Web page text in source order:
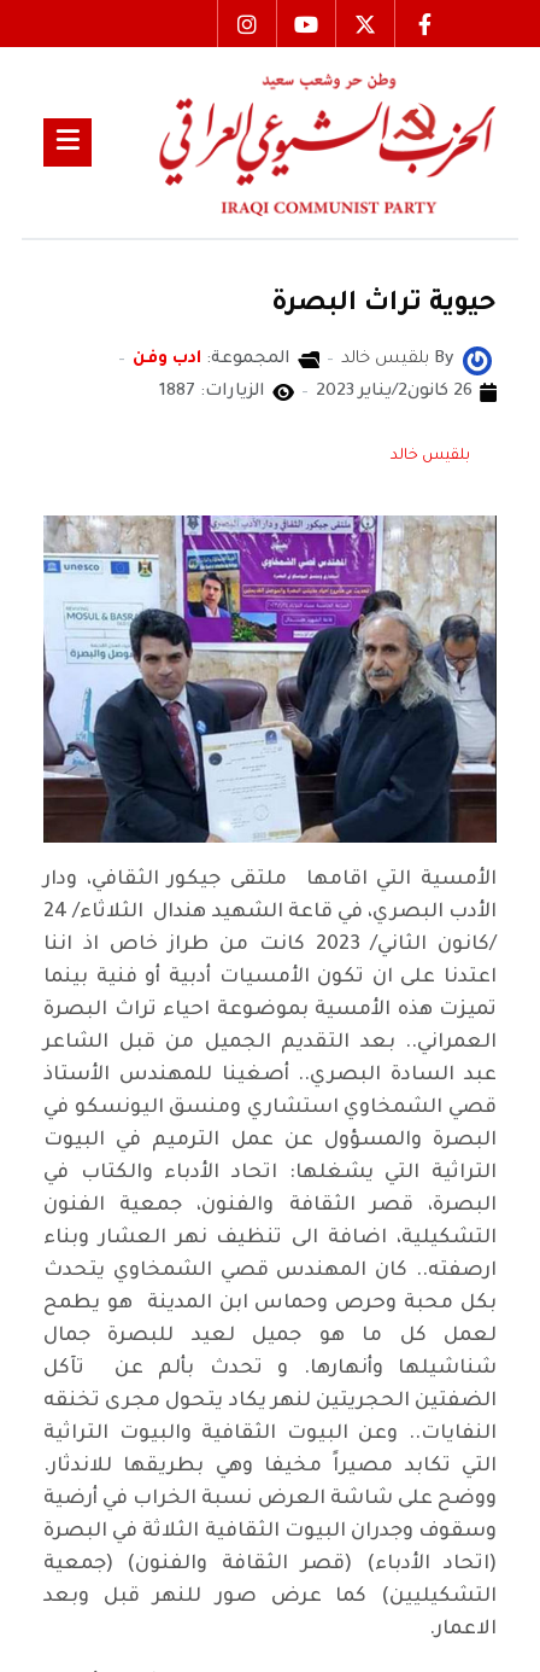
حيوية تراث البصرة
By بلقيس خالد المجموعة: ادب وفن
26 كانون2/يناير 2023
الزيارات: 1887
بلقيس خالد
الأمسية التي اقامها ملتقى جيكور الثقافي، ودار
الأدب البصري، في قاعة الشهيد هندال الثلاثاء/ 24
/كانون الثاني/ 2023 كانت من طراز خاص اذ اننا
اعتدنا على ان تكون الأمسيات أدبية أو فنية بينما
تميزت هذه الأمسية بموضوعة احياء تراث البصرة
العمراني.. بعد التقديم الجميل من قبل الشاعر
عبد السادة البصري.. أصغينا للمهندس الأستاذ
قصي الشمخاوي استشاري ومنسق اليونسكو في
البصرة والمسؤول عن عمل الترميم في البيوت
التراثية التي يشغلها: اتحاد الأدباء والكتاب في
البصرة، قصر الثقافة والفنون، جمعية الفنون
التشكيلية، اضافة الى تنظيف نهر العشار وبناء
ارصفته.. كان المهندس قصي الشمخاوي يتحدث
بكل محبة وحرص وحماس ابن المدينة هو يطمح
لعمل كل ما هو جميل لعيد للبصرة جمال
شناشيلها وأنهارها. و تحدث بألم عن تآكل
الضفتين الحجريتين لنهر يكاد يتحول مجرى تخنقه
النفايات.. وعن البيوت الثقافية والبيوت التراثية
التي تكابد مصيراً مخيفا وهي بطريقها للاندثار.
ووضح على شاشة العرض نسبة الخراب في أرضية
وسقوف وجدران البيوت الثقافية الثلاثة في البصرة
(اتحاد الأدباء) (قصر الثقافة والفنون) (جمعية
التشكيليين) كما عرض صور للنهر قبل وبعد
الاعمار.